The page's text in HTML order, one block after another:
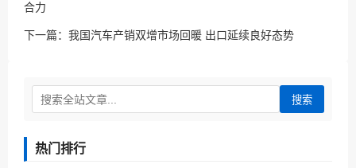
合力
下一篇： 我国汽车产销双增市场回暖 出口延续良好态势
搜索
热门排行